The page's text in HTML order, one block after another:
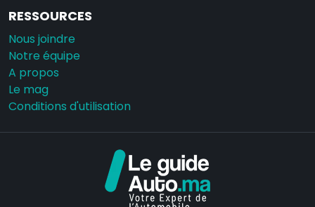
RESSOURCES
Nous joindre
Notre équipe
A propos
Le mag
Conditions d'utilisation